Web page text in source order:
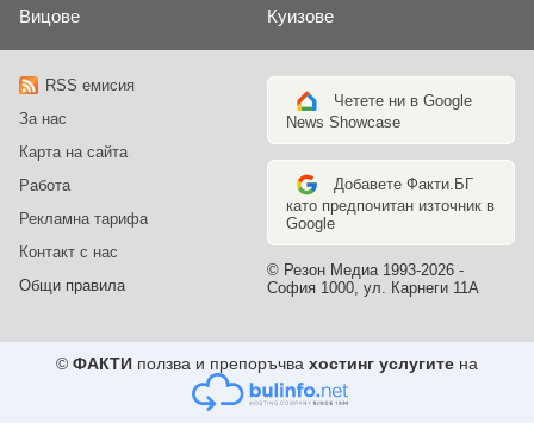
Вицове Куизове
RSS емисия
За нас
Карта на сайта
Работа
Рекламна тарифа
Контакт с нас
Общи правила
Четете ни в Google
News Showcase
Добавете Факти.БГ
като предпочитан източник в
Google
© Резон Медиа 1993-2026 -
София 1000, ул. Карнеги 11А
© ФАКТИ ползва и препоръчва хостинг услугите на